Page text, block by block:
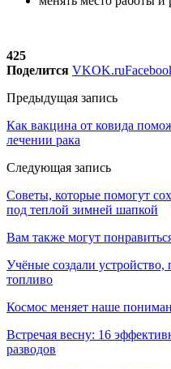
425
Поделится VKOK.ru
Предыдущая запись
Как вакцина от ковида
лечении рака
Следующая запись
Советы, которые помогут
под теплой зимней шапкой
Вам также могут
Учёные создали
топливо
Космос меняет наше
Встречая весну: 16
разводов